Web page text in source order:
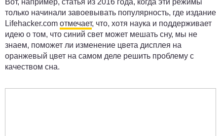
Вот, например, статья из 2016 года, когда эти режимы
только начинали завоевывать популярность, где издание
Lifehacker.com отмечает, что, хотя наука и поддерживает
идею о том, что синий свет может мешать сну, мы не
знаем, поможет ли изменение цвета дисплея на
оранжевый цвет на самом деле решить проблему с
качеством сна.